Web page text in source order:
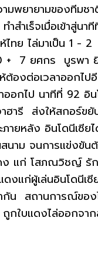
มพยายามของทีมชา
ำสำเร็จเมื่อเข้าสู่น
ไทย ไล่มาเป็น 1 -
+ 7 ยศกร บูรพา ยิ
ต้องต่อเวลาออกไ
ออกไป นาทีที่ 92 อิน
ฮารี ส่งให้สกอร์ขยั
ยหลัง อินโดนีเซียไ
นาม จนการแข่งขัน
ง แก่ โสภณวิชญ์ รั
ดงแก่ผู้เล่นอินโดนีเ
กัน สถานการณ์ของ
กใบแดงไล่ออกจา